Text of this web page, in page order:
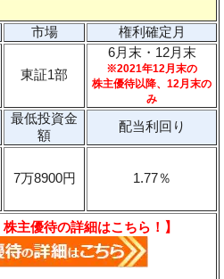
市場 権利確定月
東証1部
6月末・12月末
※2021年12月末の
株主優待以降、12月末の
み
最低投資金
額
配当利回り
7万8900円 1.77％
主優待の詳細はこちら！】